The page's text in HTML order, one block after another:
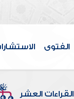
الفتوى
القراءات العشر